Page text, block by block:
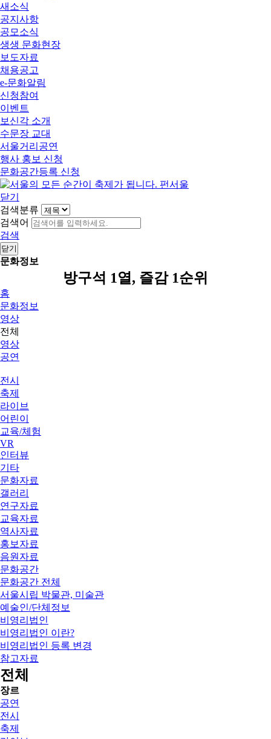
새소식
공지사항
공모소식
생생 문화현장
보도자료
채용공고
e-문화알림
신청참여
이벤트
보신각 소개
수문장 교대
서울거리공연
행사 홍보 신청
문화공간등록 신청
닫기
검색분류
검색어
검색
닫기
문화정보
방구석 1열, 즐감 1순위
홈
문화정보
영상
전체
영상
공연
전시
축제
라이브
어린이
교육/체험
VR
인터뷰
기타
문화자료
갤러리
연구자료
교육자료
역사자료
홍보자료
음원자료
문화공간
문화공간 전체
서울시립 박물관, 미술관
예술인/단체정보
비영리법인
비영리법인 이란?
비영리법인 등록 변경
참고자료
전체
장르
공연
전시
축제